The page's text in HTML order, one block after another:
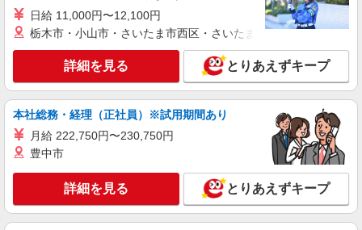
LAPI-Staff株式会社 本社/軽作業窓口
化粧品・コスメ商品の仕分けや梱包作業
時給1,400円以上＋交通費全額支給 ※夜勤は時
給1,800円以上（深夜手当含む） ◆月収例
246,400円 （日勤シフト10時〜19時 週5日勤務の
場合） 時給1,400円×8h×22日勤務 ◆月収例
316,800円 （夜勤シフト 21時〜翌6時 週5日勤務の
場合） 時給1,800円×8h×22日勤務
横浜市金沢区 ★上記以外にも神奈川県内（横
浜・川崎・相模原など）に多数派遣先有
キープ 詳細を見る
派遣社員
LAPI-Staff株式会社 本社/軽作業窓口
DVD・ゲームのピッキング、梱包
日給 11,000円〜12,100円
栃木市・小山市・さいたま市西区・さいたま市岩槻区・久喜市・
詳細を見る とりあえずキープ
本社総務・経理（正社員）※試用期間あり
月給 222,750円〜230,750円
豊中市
詳細を見る とりあえずキープ